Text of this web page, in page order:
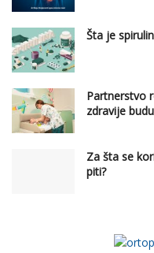
Šta je
Partnerstvo
zdravije
Za šta se
piti?